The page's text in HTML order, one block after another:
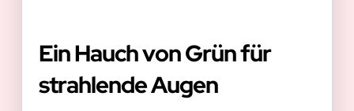
Ein Hauch von Grün für
strahlende Augen